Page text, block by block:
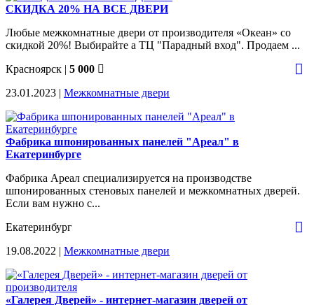
СКИДКА 20% НА ВСЕ ДВЕРИ
Любые межкомнатные двери от производителя «Океан» со
скидкой 20%! Выбирайте а ТЦ "Парадный вход". Продаем ...
Красноярск | 5 000
23.01.2023 | Межкомнатные двери
Фабрика шпонированных панелей "Ареал" в
Екатеринбурге
Фабрика Ареал специализируется на производстве
шпонированных стеновых панелей и межкомнатных дверей.
Если вам нужно с...
Екатеринбург
19.08.2022 | Межкомнатные двери
«Галерея Дверей» - интернет-магазин дверей от